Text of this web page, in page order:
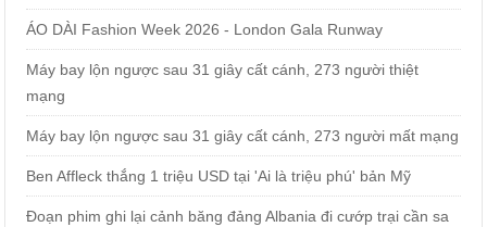
ÁO DÀI Fashion Week 2026 - London Gala Runway
Máy bay lộn ngược sau 31 giây cất cánh, 273 người thiệt
mạng
Máy bay lộn ngược sau 31 giây cất cánh, 273 người mất mạng
Ben Affleck thắng 1 triệu USD tại 'Ai là triệu phú' bản Mỹ
Đoạn phim ghi lại cảnh băng đảng Albania đi cướp trại cần sa